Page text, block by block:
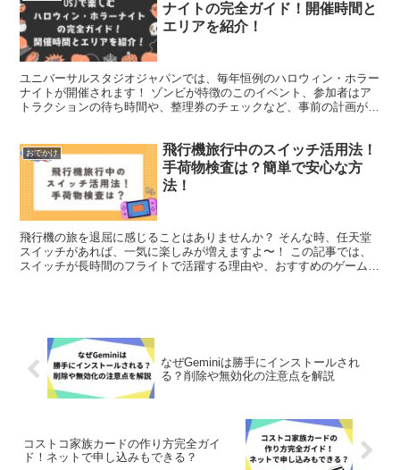
ナイトの完全ガイド！開催時間と
エリアを紹介！
ユニバーサルスタジオジャパンでは、毎年恒例のハロウィン・ホラー
ナイトが開催されます！ ゾンビが特徴のこのイベント、参加者はア
トラクションの待ち時間や、整理券のチェックなど、事前の計画が重
おでかけ
飛行機旅行中のスイッチ活用法！
手荷物検査は？簡単で安心な方
法！
飛行機の旅を退屈に感じることはありませんか？ そんな時、任天堂
スイッチがあれば、一気に楽しみが増えますよ〜！ この記事では、
スイッチが長時間のフライトで活躍する理由や、おすすめのゲームタ
なぜGeminiは勝手にインストールされ
る？削除や無効化の注意点を解説
コストコ家族カードの作り方完全ガイ
ド！ネットで申し込みもできる？